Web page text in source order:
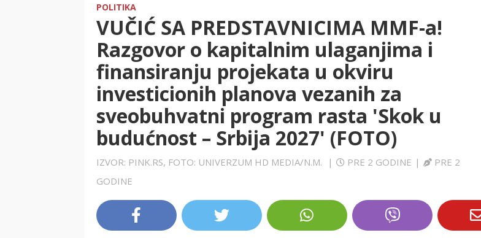
POLITIKA
VUČIĆ SA PREDSTAVNICIMA MMF-a!
Razgovor o kapitalnim ulaganjima i
finansiranju projekata u okviru
investicionih planova vezanih za
sveobuhvatni program rasta 'Skok u
budućnost – Srbija 2027' (FOTO)
IZVOR: PINK.RS, FOTO: UNIVERZUM HD MEDIA/N.M. | PRE 2 GODINE |
PRE 2
GODINE